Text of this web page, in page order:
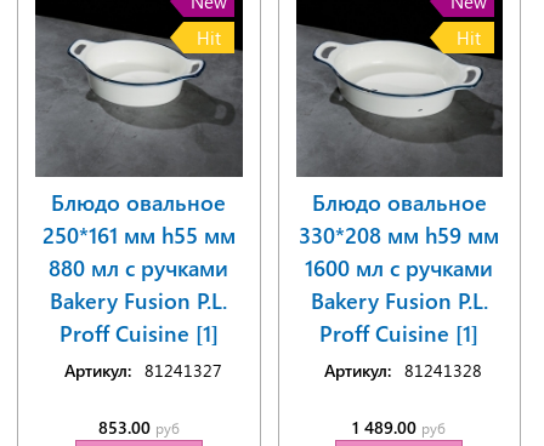
Hit
Блюдо овальное
250*161 мм h55 мм
880 мл с ручками
Bakery Fusion P.L.
Proff Cuisine [1]
Артикул: 81241327
853.00 руб
Hit
Блюдо овальное
330*208 мм h59 мм
1600 мл с ручками
Bakery Fusion P.L.
Proff Cuisine [1]
Артикул: 81241328
1 489.00 руб